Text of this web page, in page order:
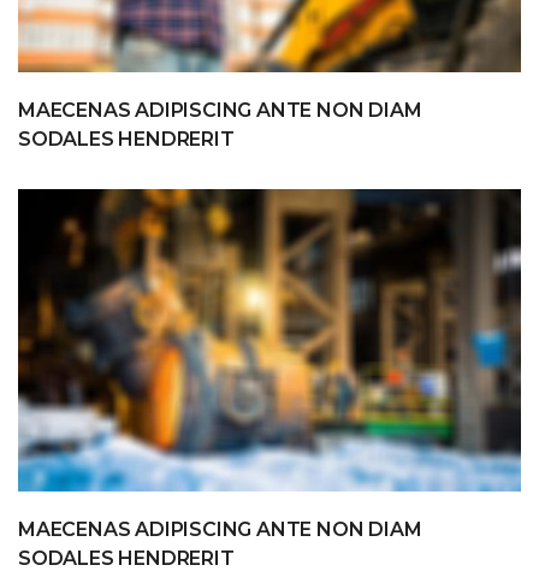
MAECENAS ADIPISCING ANTE NON DIAM
SODALES HENDRERIT
MAECENAS ADIPISCING ANTE NON DIAM
SODALES HENDRERIT